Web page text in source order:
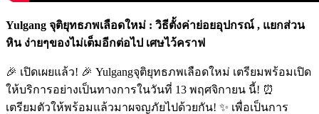
Yulgang จุติยุทธภพเลือดใหม่ : วิธีตั้งค่าย่อยอุปกรณ์ , แยกส่วน
หิน ง่ายๆของไม่เต็มอีกต่อไป เศษไว้คราฟ
🎉 เปิดเผยแล้ว! 🎉 Yulgangจุติยุทธภพเลือดใหม่ เตรียมพร้อมเปิด
ให้บริการอย่างเป็นทางการในวันที่ 13 พฤศจิกายน นี้! ⏰
เตรียมตัวให้พร้อมแล้วมาผจญภัยไปด้วยกัน! ✨ เพื่อเป็นการ